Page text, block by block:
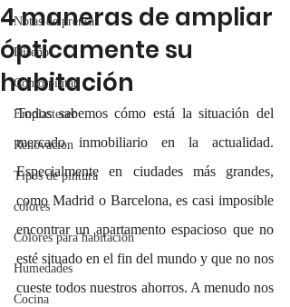
Notas de prensa
Diseño
Como pintar
Emplastecer
Renovacion
Tipos de pintura
colores
Colores para habitación
Humedades
Cocina
4 maneras de ampliar
ópticamente su
habitación
Todos sabemos cómo está la situación del
mercado inmobiliario en la actualidad.
Especialmente en ciudades más grandes,
como Madrid o Barcelona, es casi imposible
encontrar un apartamento espacioso que no
esté situado en el fin del mundo y que no nos
cueste todos nuestros ahorros. A menudo nos